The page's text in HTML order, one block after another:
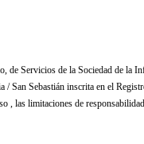
de Servicios de la Sociedad de la
Sebastián inscrita en el
, las limitaciones de